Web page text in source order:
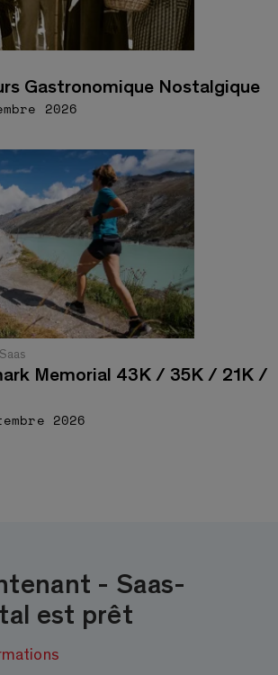
Gastronomique Nostalgique
2026
Memorial 43K / 35K / 21K /
2026
- Saas-
est prêt